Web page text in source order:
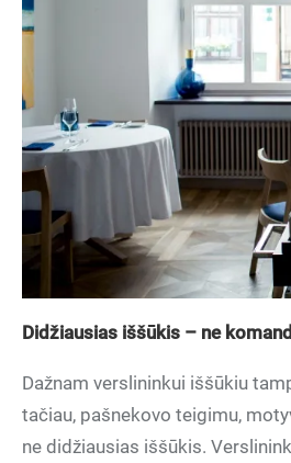
Didžiausias iššūkis – ne
Dažnam verslininkui iššūkiu
tačiau, pašnekovo teigimu,
ne didžiausias iššūkis.